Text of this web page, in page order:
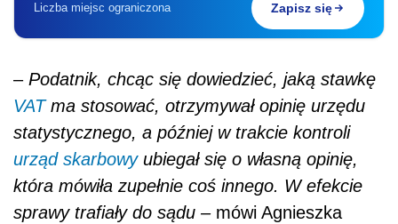
Liczba miejsc ograniczona Zapisz się
– Podatnik, chcąc się dowiedzieć, jaką stawkę
VATma stosować, otrzymywał opinię urzędu
statystycznego, a później w trakcie kontroli
urząd skarbowyubiegał się o własną opinię,
która mówiła zupełnie coś innego. W efekcie
sprawy trafiały do sądu – mówi Agnieszka